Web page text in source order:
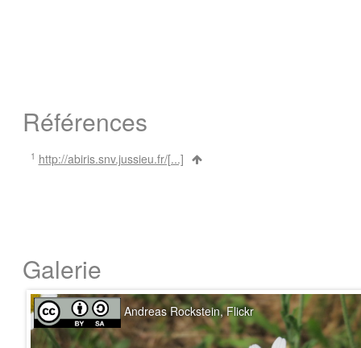
Références
1 http://abiris.snv.jussieu.fr/[...]
Galerie
Andreas Rockstein, Flickr